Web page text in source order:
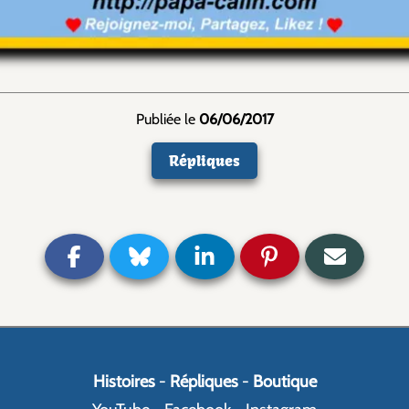
Publiée le 06/06/2017
Répliques
Histoires- Répliques- Boutique